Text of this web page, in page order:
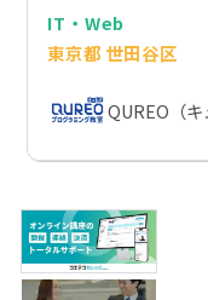
IT・Web
東京都 世田谷区
QUREO（